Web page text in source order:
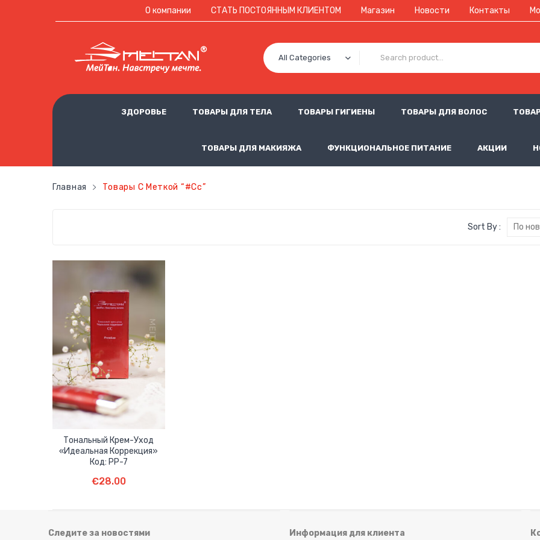
О компании СТАТЬ ПОСТОЯННЫМ КЛИЕНТОМ Магазин Новости Контакты
All Categories
ЗДОРОВЬЕ ТОВАРЫ ДЛЯ ТЕЛА ТОВАРЫ ГИГИЕНЫ ТОВАРЫ ДЛЯ ВОЛОС
ТОВАРЫ ДЛЯ МАКИЯЖА ФУНКЦИОНАЛЬНОЕ ПИТАНИЕ АКЦИИ
Главная Товары С Меткой “#сс”
Sort By : По
Тональный Крем-Уход
«Идеальная Коррекция»
Код: PP-7
€28.00
Следите за новостями Информация для клиента